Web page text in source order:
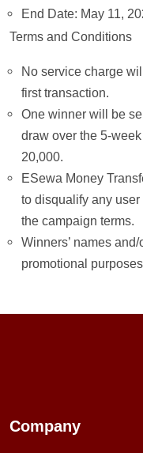
End Date: May 11,
Terms and Conditions
No service charge
first transaction.
One winner will be
draw over the 5-
20,000.
ESewa Money
to disqualify any
the campaign terms.
Winners’ names
promotional
Company